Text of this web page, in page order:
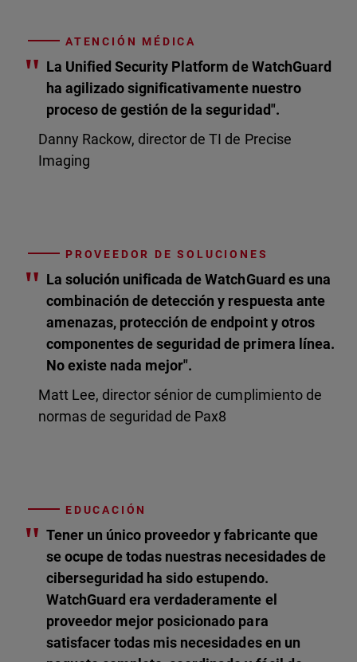
ATENCIÓN MÉDICA
" La Unified Security Platform de WatchGuard
ha agilizado significativamente nuestro
proceso de gestión de la seguridad".
Danny Rackow, director de TI de Precise
Imaging
PROVEEDOR DE SOLUCIONES
" La solución unificada de WatchGuard es una
combinación de detección y respuesta ante
amenazas, protección de endpoint y otros
componentes de seguridad de primera línea.
No existe nada mejor".
Matt Lee, director sénior de cumplimiento de
normas de seguridad de Pax8
EDUCACIÓN
" Tener un único proveedor y fabricante que
se ocupe de todas nuestras necesidades de
ciberseguridad ha sido estupendo.
WatchGuard era verdaderamente el
proveedor mejor posicionado para
satisfacer todas mis necesidades en un